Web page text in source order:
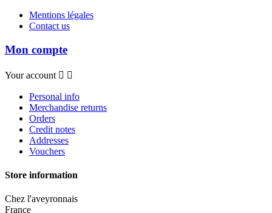
Mentions légales
Contact us
Mon compte
Your account  
Personal info
Merchandise returns
Orders
Credit notes
Addresses
Vouchers
Store information
Chez l'aveyronnais
France